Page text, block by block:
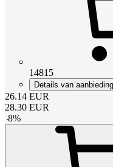
14815
Details van
26.14 EUR
28.30 EUR
-8%